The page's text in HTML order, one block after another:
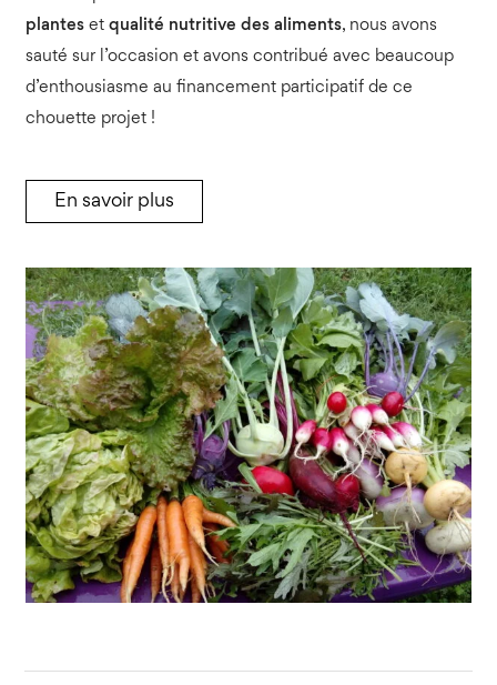
plantes et qualité nutritive des aliments, nous avons
sauté sur l’occasion et avons contribué avec beaucoup
d’enthousiasme au financement participatif de ce
chouette projet !
En savoir plus